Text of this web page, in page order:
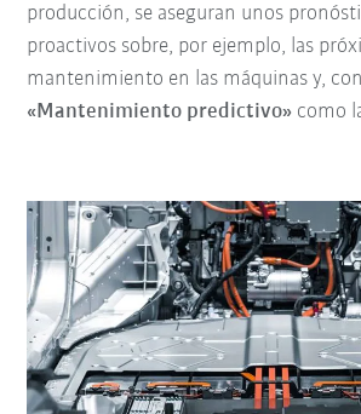
producción, se aseguran unos
proactivos sobre, por ejemplo, las
mantenimiento en las máquinas y,
«Mantenimiento predictivo» como